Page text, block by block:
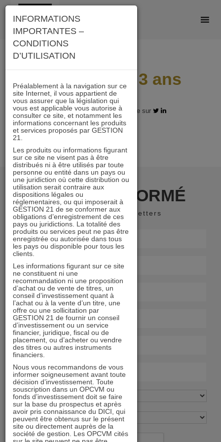
Skip
content
Classement 3 ans
21.09.2017 - Partagez l'article sur
RESTER INFORMÉ
Recevoir nos newsletters
INFORMATIONS
IMPORTANTES –
CONDITIONS
D’UTILISATION
Préalablement à la navigation sur ce
site Internet, il vous appartient de
vous assurer que la législation qui
vous est applicable vous autorise à
consulter ce site, et notamment les
informations concernant les produits
et services proposés par GESTION
21.
Les produits ou informations figurant
sur ce site ne visent pas à être
distribués ni à être utilisés par toute
personne ou entité dans un pays ou
une juridiction où cette distribution ou
utilisation serait contraire aux
dispositions légales ou
réglementaires, ou qui imposerait à
GESTION 21 de se conformer aux
obligations d’enregistrement de ces
pays ou juridictions. La totalité des
produits ou services peut ne pas être
enregistrée ou autorisée dans tous
les pays ou disponible pour tous les
clients.
Les informations figurant sur ce site
ne constituent ni une
recommandation ni une proposition
d’achat ou de vente de titres, un
conseil d’investissement quant à
l’achat ou à la vente d’un titre, une
offre ou une sollicitation par
GESTION 21 de fournir un conseil
d’investissement ou un service
financier, juridique, fiscal ou de
placement, ou d’acheter ou vendre
des titres ou autres instruments
financiers.
Nous vous recommandons de vous
informer soigneusement avant toute
décision d’investissement. Toute
souscription dans un OPCVM ou
fonds d’investissement doit se faire
sur la base du prospectus et après
avoir pris connaissance du DICI, qui
peuvent être obtenus sur le présent
site ou directement auprès de la
société de gestion. Les OPCVM cités